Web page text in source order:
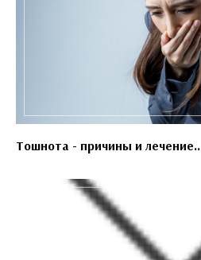
Тошнота - причины и лечение..